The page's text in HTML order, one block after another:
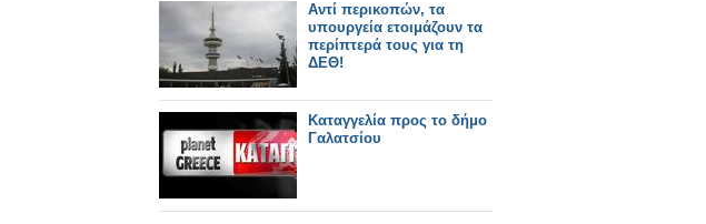
Αντί περικοπών, τα
υπουργεία ετοιμάζουν τα
περίπτερά τους για τη
ΔΕΘ!
Καταγγελία προς το δήμο
Γαλατσίου